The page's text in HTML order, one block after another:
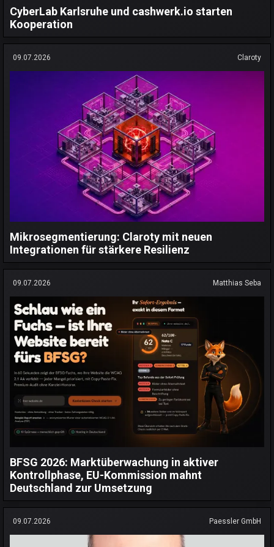
CyberLab Karlsruhe und cashwerk.io starten
Kooperation
09.07.2026 Claroty
Mikrosegmentierung: Claroty mit neuen
Integrationen für stärkere Resilienz
09.07.2026 Matthias Seba
BFSG 2026: Marktüberwachung in aktiver
Kontrollphase, EU-Kommission mahnt
Deutschland zur Umsetzung
09.07.2026 Paessler GmbH